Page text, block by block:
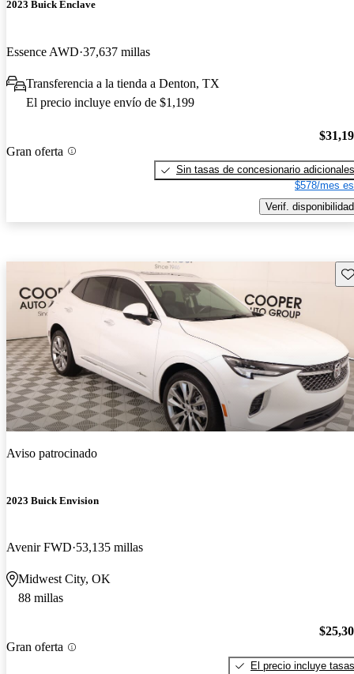
2023 Buick Enclave
Essence AWD 37,637 millas
Transferencia a la tienda a Denton, TX
El precio incluye envío de $1,199
Gran oferta
Sin tasas de concesionario adicionales
$578/mes
Verif. disponibilidad
Aviso patrocinado
2023 Buick Envision
Avenir FWD 53,135 millas
Midwest City, OK
88 millas
Gran oferta
El precio incluye tasas